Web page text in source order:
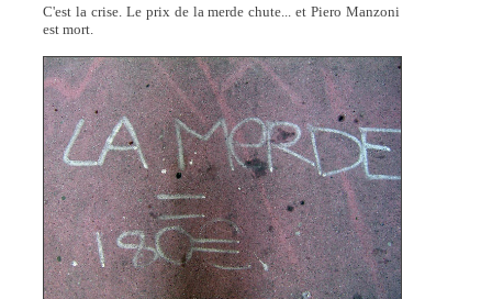
C'est la crise. Le prix de la merde chute... et Piero Manzoni
est mort.